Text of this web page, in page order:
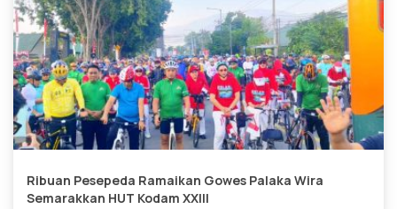
Ribuan Pesepeda Ramaikan Gowes Palaka Wira
Semarakkan HUT Kodam XXIII